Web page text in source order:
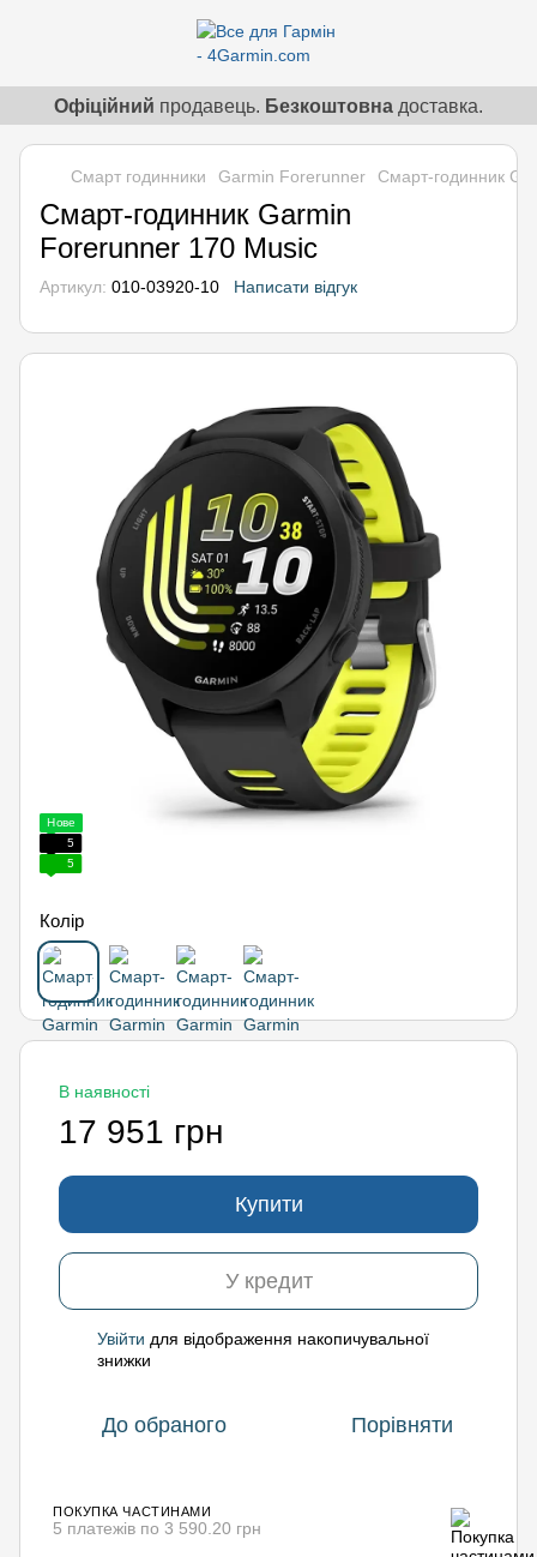
Офіційний продавець. Безкоштовна доставка.
Смарт годинники Garmin Forerunner Смарт-годинник
Смарт-годинник Garmin
Forerunner 170 Music
Артикул: 010-03920-10 Написати відгук
Нове
5
5
Колір
В наявності
17 951 грн
Купити
У кредит
Увійти для відображення накопичувальної
знижки
До обраного Порівняти
ПОКУПКА ЧАСТИНАМИ
5 платежів по 3 590.20 грн